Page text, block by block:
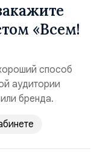
«Всем!
способ
аудитории
бренда.